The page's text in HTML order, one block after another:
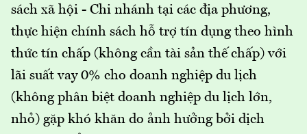
sách xã hội - Chi nhánh tại các địa phương,
thực hiện chính sách hỗ trợ tín dụng theo hình
thức tín chấp (không cần tài sản thế chấp) với
lãi suất vay 0% cho doanh nghiệp du lịch
(không phân biệt doanh nghiệp du lịch lớn,
nhỏ) gặp khó khăn do ảnh hưởng bởi dịch